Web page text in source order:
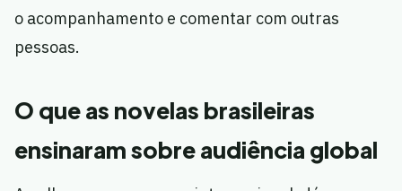
o acompanhamento e comentar com outras
pessoas.
O que as novelas brasileiras
ensinaram sobre audiência global